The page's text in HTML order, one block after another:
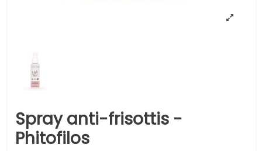
Spray anti-frisottis -
Phitofilos